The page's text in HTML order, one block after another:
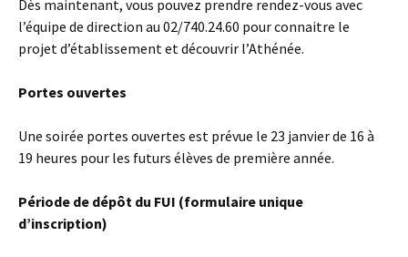
Dès maintenant, vous pouvez prendre rendez-vous avec
l’équipe de direction au 02/740.24.60 pour connaitre le
projet d’établissement et découvrir l’Athénée.
Portes ouvertes
Une soirée portes ouvertes est prévue le 23 janvier de 16 à
19 heures pour les futurs élèves de première année.
Période de dépôt du FUI (formulaire unique
d’inscription)